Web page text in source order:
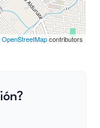
OpenStreetMapcontributors